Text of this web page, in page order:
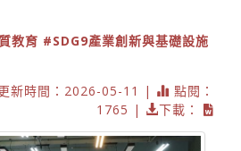
教育 #SDG9產業創新與基礎設施
新時間：2026-05-11 |
點閱：
1765 |
下載：